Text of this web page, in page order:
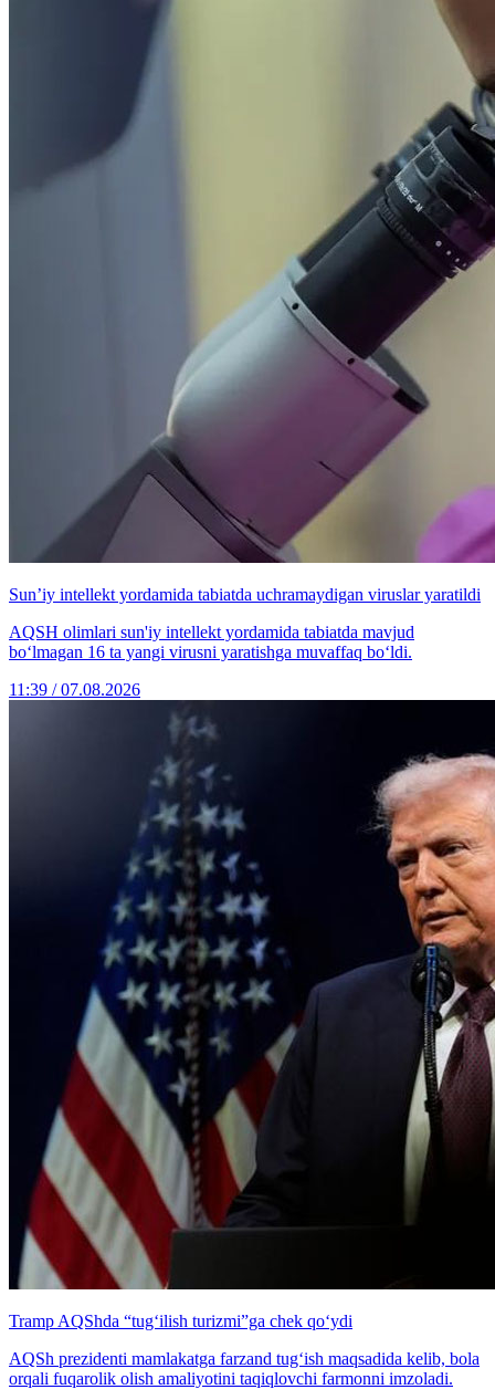
Sun’iy intellekt yordamida tabiatda uchramaydigan viruslar yaratildi
AQSH olimlari sun'iy intellekt yordamida tabiatda mavjud
bo‘lmagan 16 ta yangi virusni yaratishga muvaffaq bo‘ldi.
11:39 / 07.08.2026
Tramp AQShda “tug‘ilish turizmi”ga chek qo‘ydi
AQSh prezidenti mamlakatga farzand tug‘ish maqsadida kelib, bola
orqali fuqarolik olish amaliyotini taqiqlovchi farmonni imzoladi.